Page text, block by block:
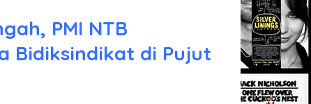
PMI NTB
Bidiksindikat di Pujut